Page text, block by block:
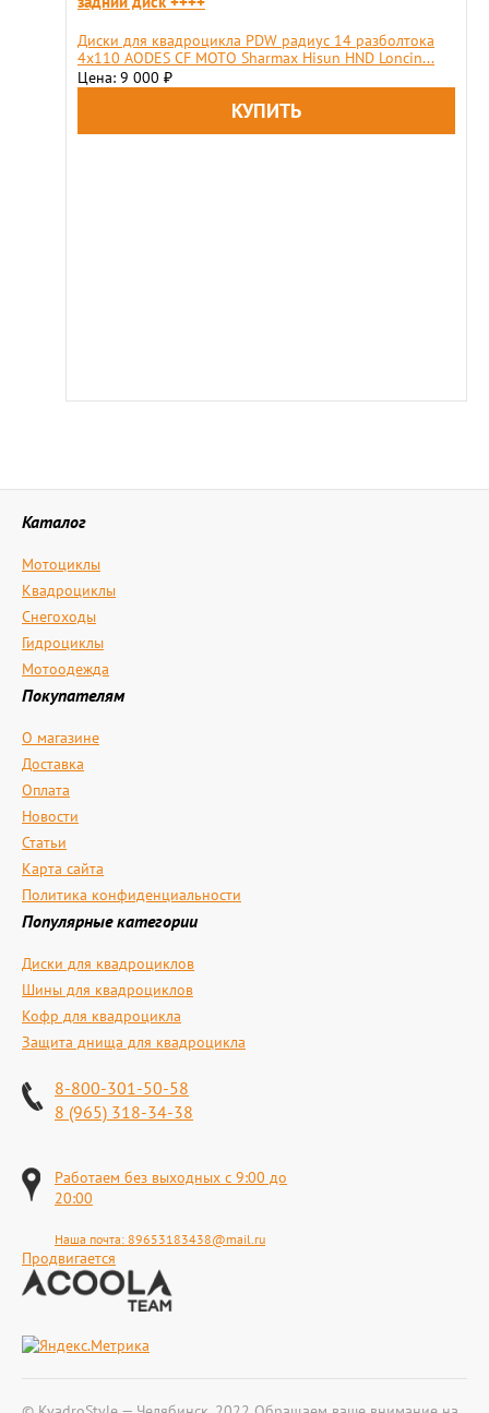
Диcки для квадpоциклa PDW радиус 14 разболтока
4х110 АОDЕS СF МОТO Sharmax Hisun HND Loncin...
Цена: 9 000 ₽
Каталог
Мотоциклы
Квадроциклы
Снегоходы
Гидроциклы
Мотоодежда
Покупателям
О магазине
Доставка
Оплата
Новости
Статьи
Карта сайта
Политика конфиденциальности
Популярные категории
Диски для квадроциклов
Шины для квадроциклов
Кофр для квадроцикла
Защита днища для квадроцикла
8-800-301-50-58
8 (965) 318-34-38
Работаем без выходных с 9:00 до
20:00
Наша почта: 89653183438@mail.ru
Продвигается